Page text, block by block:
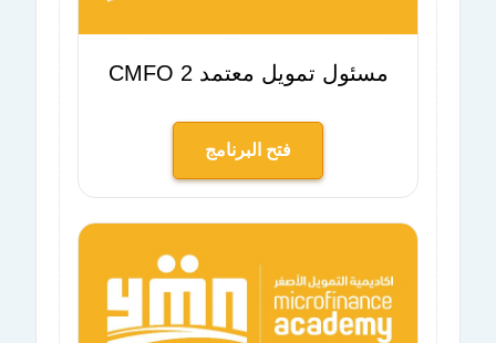
مسئول تمويل معتمد 2 CMFO
فتح البرنامج